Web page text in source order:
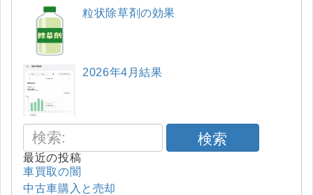
粒状除草剤の効果
2026年4月結果
検索
最近の投稿
車買取の闇
中古車購入と売却